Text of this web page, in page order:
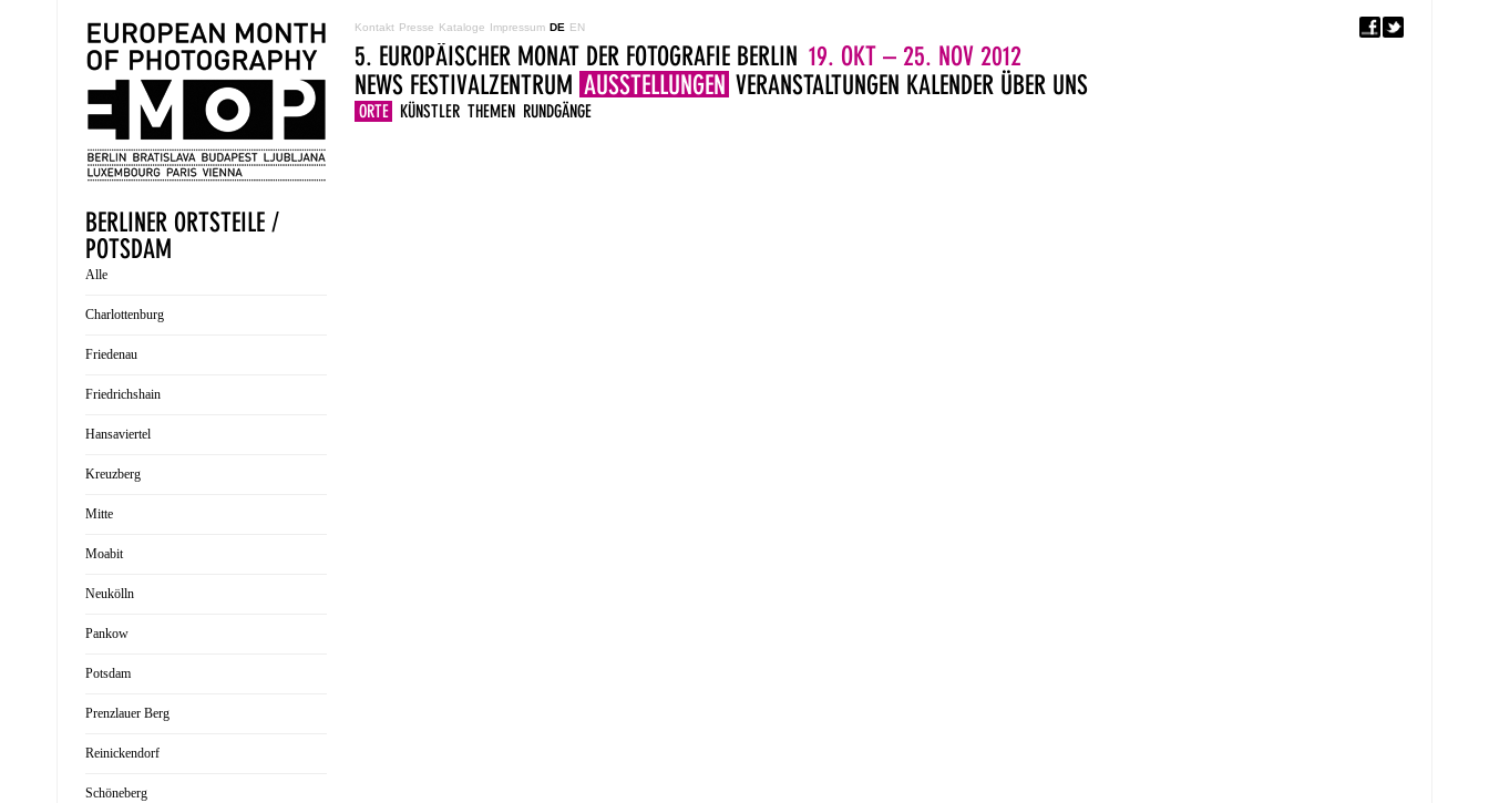
Kontakt Presse Kataloge Impressum DE EN 5. EUROPÄISCHER
5. EUROPÄISCHER MONAT DER FOTOGRAFIE BERLIN 19. OKT – 25. NOV 2012
NEWS FESTIVALZENTRUM AUSSTELLUNGEN
ORTE KÜNSTLER THEMEN RUNDGÄNGE
VERANSTALTUNGEN KALENDER ÜBER UNS
BERLINER ORTSTEILE /
POTSDAM
Alle
Charlottenburg
Friedenau
Friedrichshain
Hansaviertel
Kreuzberg
Mitte
Moabit
Neukölln
Pankow
Potsdam
Prenzlauer Berg
Reinickendorf
Schöneberg